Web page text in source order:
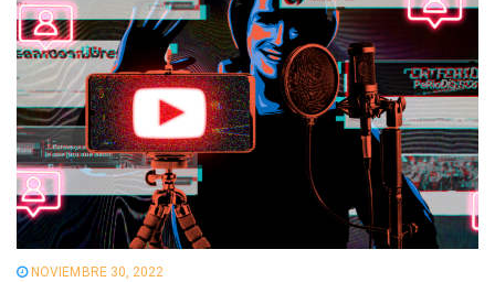
NOVIEMBRE 30, 2022